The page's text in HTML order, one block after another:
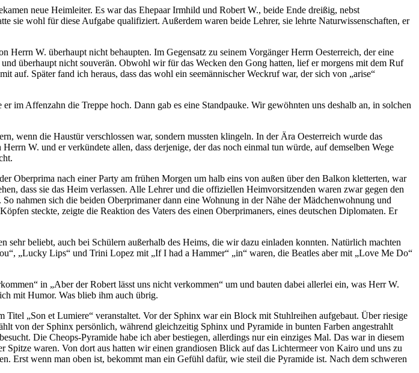
neue Heimleiter. Es war das Ehepaar Irmhild und Robert W., beide Ende dreißig, nebst
sie wohl für diese Aufgabe qualifiziert. Außerdem waren beide Lehrer, sie lehrte Naturwissenschaften, er
W. überhaupt nicht behaupten. Im Gegensatz zu seinem Vorgänger Herrn Oesterreich, der eine
überhaupt nicht souverän. Obwohl wir für das Wecken den Gong hatten, lief er morgens mit dem Ruf
auf. Später fand ich heraus, dass das wohl ein seemännischer Weckruf war, der sich von
arise
im Affenzahn die Treppe hoch. Dann gab es eine Standpauke. Wir gewöhnten uns deshalb an, in solchen
wenn die Haustür verschlossen war, sondern mussten klingeln. In der Ära Oesterreich wurde das
W. und er verkündete allen, dass derjenige, der das noch einmal tun würde, auf demselben Wege
Oberprima nach einer Party am frühen Morgen um halb eins von außen über den Balkon kletterten, war
dass sie das Heim verlassen. Alle Lehrer und die offiziellen Heimvorsitzenden waren zwar gegen den
nahmen sich die beiden Oberprimaner dann eine Wohnung in der Nähe der Mädchenwohnung und
steckte, zeigte die Reaktion des Vaters des einen Oberprimaners, eines deutschen Diplomaten. Er
beliebt, auch bei Schülern außerhalb des Heims, die wir dazu einladen konnten. Natürlich machten
, Lucky Lips und Trini Lopez mit If I had a Hammer in waren, die Beatles aber mit
Love Me Do
in Aber der Robert lässt uns nicht verkommen
um und bauten dabei allerlei ein, was Herr W.
mit Humor. Was blieb ihm auch übrig.
Titel
Son et Lumiere
veranstaltet. Vor der Sphinx war ein Block mit Stuhlreihen aufgebaut. Über riesige
von der Sphinx persönlich, während gleichzeitig Sphinx und Pyramide in bunten Farben angestrahlt
Die Cheops-Pyramide habe ich aber bestiegen, allerdings nur ein einziges Mal. Das war in diesem
waren. Von dort aus hatten wir einen grandiosen Blick auf das Lichtermeer von Kairo und uns zu
wenn man oben ist, bekommt man ein Gefühl dafür, wie steil die Pyramide ist. Nach dem schweren